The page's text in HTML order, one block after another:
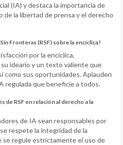
(IA) y destaca la importancia de
la libertad de prensa y el derecho
Fronteras (RSF) sobre la encíclica?
por la encíclica,
ideario y un texto valiente que
como sus oportunidades. Aplauden
regulada que beneficie a todos.
de RSF en relación al derecho a la
de IA sean responsables por
respete la integridad de la
se regule estrictamente el uso de